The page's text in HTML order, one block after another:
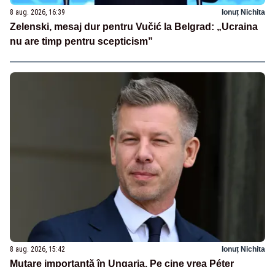
8 aug. 2026, 16:39 Ionuț Nichita
Zelenski, mesaj dur pentru Vučić la Belgrad: „Ucraina
nu are timp pentru scepticism”
8 aug. 2026, 15:42 Ionuț Nichita
Mutare importantă în Ungaria. Pe cine vrea Péter